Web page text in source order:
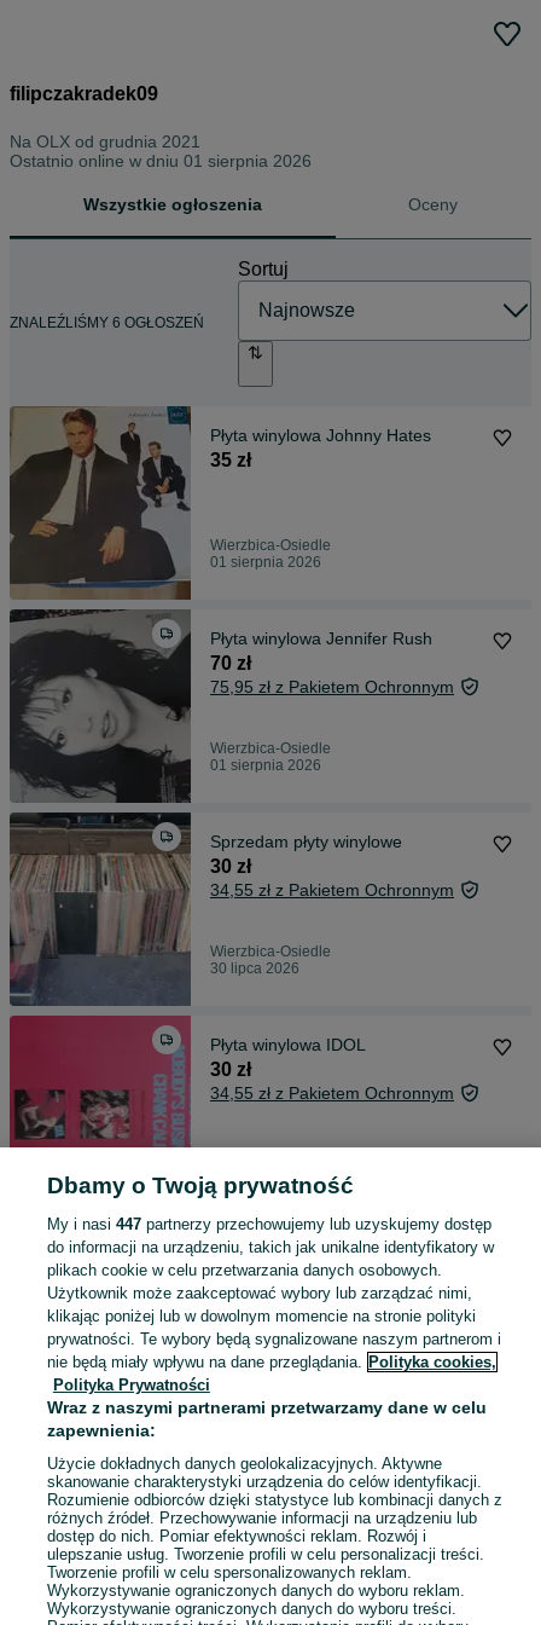
filipczakradek09
Na OLX od grudnia 2021
Ostatnio online w dniu 01 sierpnia 2026
Wszystkie ogłoszenia Oceny
ZNALEŹLIŚMY 6 OGŁOSZEŃ
Sortuj
Płyta winylowa Johnny Hates
35 zł
Wierzbica-Osiedle
01 sierpnia 2026
Płyta winylowa Jennifer Rush
70 zł
75,95 zł z Pakietem Ochronnym
Wierzbica-Osiedle
01 sierpnia 2026
Sprzedam płyty winylowe
30 zł
34,55 zł z Pakietem Ochronnym
Wierzbica-Osiedle
30 lipca 2026
Płyta winylowa IDOL
30 zł
34,55 zł z Pakietem Ochronnym
Płyta winylowa Samantha Fox
30 zł
Wierzbica-Osiedle
23 lipca 2026
1 000 zł
Wierzbica-Osiedle
11 lipca 2026
Inny
Dbamy o Twoją prywatność
My i nasi 447partnerzy przechowujemy lub uzyskujemy dostęp
do informacji na urządzeniu, takich jak unikalne identyfikatory w
plikach cookie w celu przetwarzania danych osobowych.
Użytkownik może zaakceptować wybory lub zarządzać nimi,
klikając poniżej lub w dowolnym momencie na stronie polityki
prywatności. Te wybory będą sygnalizowane naszym partnerom i
nie będą miały wpływu na dane przeglądania. Polityka cookies,
Polityka Prywatności
Wraz z naszymi partnerami przetwarzamy dane w celu
zapewnienia:
Użycie dokładnych danych geolokalizacyjnych. Aktywne
skanowanie charakterystyki urządzenia do celów identyfikacji.
Rozumienie odbiorców dzięki statystyce lub kombinacji danych z
różnych źródeł. Przechowywanie informacji na urządzeniu lub
dostęp do nich. Pomiar efektywności reklam. Rozwój i
ulepszanie usług. Tworzenie profili w celu personalizacji treści.
Tworzenie profili w celu spersonalizowanych reklam.
Wykorzystywanie ograniczonych danych do wyboru reklam.
Wykorzystywanie ograniczonych danych do wyboru treści.